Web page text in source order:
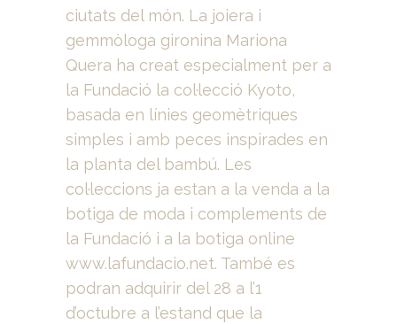
ciutats del món. La joiera i
gemmòloga gironina Mariona
Quera ha creat especialment per a
la Fundació la col·lecció Kyoto,
basada en línies geomètriques
simples i amb peces inspirades en
la planta del bambú. Les
col·leccions ja estan a la venda a la
botiga de moda i complements de
la Fundació i a la botiga online
www.lafundacio.net. També es
podran adquirir del 28 a l’1
d’octubre a l’estand que la